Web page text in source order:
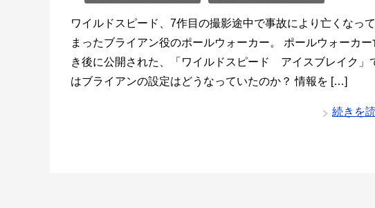
ワイルドスピード、7作目の撮影途中で事故により亡くなっ
まったブライアン役のポールウォーカー。 ポールウォーカー
き後に公開された、「ワイルドスピード アイスブレイク」
はブライアンの設定はどうなっていたのか？ 情報を […]
続きを